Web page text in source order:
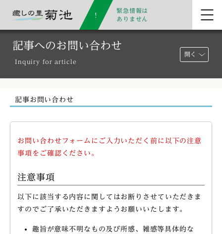
緊急情報は
ありません
記事へのお問い合わせ
Inquiry for article
開く
記事お問い合わせ
お問い合わせフォームにご入力いただく前に以下の注意
事項をご確認ください。
注意事項
以下に該当する内容に関してはお断りさせていただきま
すのでご了承いただきますようお願いいたします。
趣旨が意味不明なもの及び所感、雑感等具体的な